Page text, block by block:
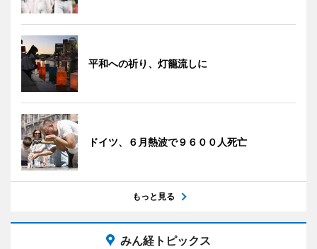
平和への祈り、灯籠流しに
ドイツ、６月熱波で９６００人死亡
もっと見る
みん経トピックス